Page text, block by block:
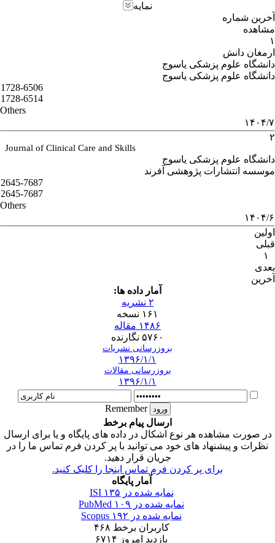
نمایه
آخرین شماره
مشاهده
۱
ارمغان دانش
دانشگاه علوم پزشکی یاسوج
دانشگاه علوم پزشکی یاسوج
1728-6506
1728-6514
Others
۱۴۰۴/۷
۲
Journal of Clinical Care and Skills
دانشگاه علوم پزشکی یاسوج
موسسه انتشارات پژوهشی آفرند
2645-7687
2645-7687
Others
۱۴۰۴/۶
اولین
قبلی
۱
بعدی
آخرین
آمار داده ها:
۲ نشریه
۱۶۱ نسخه
۱۴۸۶ مقاله
۵۷۶۰ نگارنده
بروزرسانی نشریات
۱۳۹۶/۱/۱
بروزرسانی مقالات
۱۳۹۶/۱/۱
Remember
ارسال پیام برخط
در صورت مشاهده هر نوع اشکال در داده های پایگاه و یا برای ارسال
نظرات و پیشنهاد های خود می توانید با پر کردن فرم تماس ما را در
جریان قرار دهید.
برای پر کردن فرم تماس اینجا را کلیک کنید.
آمار پایگاه
نمایه شده در ISI ۱۳۵
نمایه شده در PubMed ۱۰۹
نمایه شده در Scopus ۱۹۲
کاربران برخط ۴۶۸
بازدید امروز ۶۷۱۴